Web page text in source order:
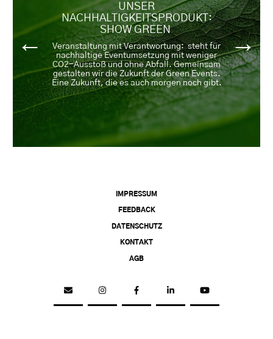
UNSER
NACHHALTIGKEITSPRODUKT:
SHOW GREEN
Veranstaltung mit Verantwortung: steht für
nachhaltige Eventumsetzung mit weniger
CO2-Ausstoß und ohne Abfall. Gemeinsam
gestalten wir die Zukunft der Green Events.
Eine Zukunft, die es auch morgen noch gibt.
← →
IMPRESSUM
FEEDBACK
DATENSCHUTZ
KONTAKT
AGB